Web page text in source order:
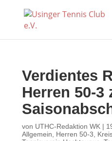
Verdientes
Herren 50-3
von UTHC-Redaktion WK|
Allgemein
Herren 50-3